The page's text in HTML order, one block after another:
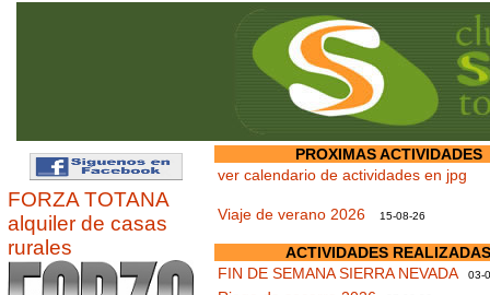
FORZA TOTANA
alquiler de casas
rurales
PROXIMAS ACTIVIDADES
ver calendario de actividades en jpg
Viaje de verano 2026 15-08-26
ACTIVIDADES REALIZADAS
FIN DE SEMANA SIERRA NEVADA 03-